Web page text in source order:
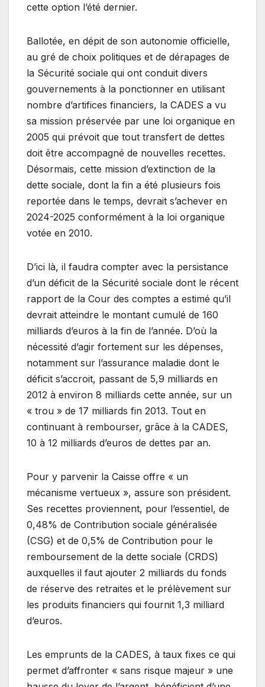
cette option l’été dernier.
Ballotée, en dépit de son autonomie officielle,
au gré de choix politiques et de dérapages de
la Sécurité sociale qui ont conduit divers
gouvernements à la ponctionner en utilisant
nombre d’artifices financiers, la CADES a vu
sa mission préservée par une loi organique en
2005 qui prévoit que tout transfert de dettes
doit être accompagné de nouvelles recettes.
Désormais, cette mission d’extinction de la
dette sociale, dont la fin a été plusieurs fois
reportée dans le temps, devrait s’achever en
2024-2025 conformément à la loi organique
votée en 2010.
D’ici là, il faudra compter avec la persistance
d’un déficit de la Sécurité sociale dont le récent
rapport de la Cour des comptes a estimé qu’il
devrait atteindre le montant cumulé de 160
milliards d’euros à la fin de l’année. D’où la
nécessité d’agir fortement sur les dépenses,
notamment sur l’assurance maladie dont le
déficit s’accroit, passant de 5,9 milliards en
2012 à environ 8 milliards cette année, sur un
« trou » de 17 milliards fin 2013. Tout en
continuant à rembourser, grâce à la CADES,
10 à 12 milliards d’euros de dettes par an.
Pour y parvenir la Caisse offre « un
mécanisme vertueux », assure son président.
Ses recettes proviennent, pour l’essentiel, de
0,48% de Contribution sociale généralisée
(CSG) et de 0,5% de Contribution pour le
remboursement de la dette sociale (CRDS)
auxquelles il faut ajouter 2 milliards du fonds
de réserve des retraites et le prélèvement sur
les produits financiers qui fournit 1,3 milliard
d’euros.
Les emprunts de la CADES, à taux fixes ce qui
permet d’affronter « sans risque majeur » une